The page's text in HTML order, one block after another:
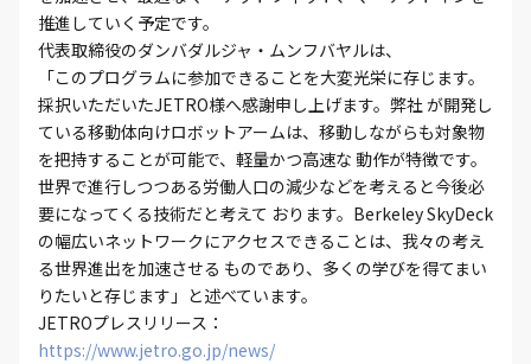
推進していく予定です。
代表取締役のダンバダルジャ・ムンフバヤルは、
「このプログラムに参加できることを大変光栄に存じます。
採択いただいたJETRO様へ感謝申し上げます。弊社 が開発し
ている移動体向けロボットアームは、移動しながらも対象物
を把持することが可能で、軽量かつ高速な 動作が特徴です。
世界で進行しつつある労働人口の減少などを考えると今後必
要になってくる技術だと考えて おります。Berkeley SkyDeck
の幅広いネットワークにアクセスできることは、我々の考え
る世界進出を加速させる ものであり、多くの学びを得てまい
りたいと存じます」と述べています。
JETROプレスリリース：
https://www.jetro.go.jp/news/